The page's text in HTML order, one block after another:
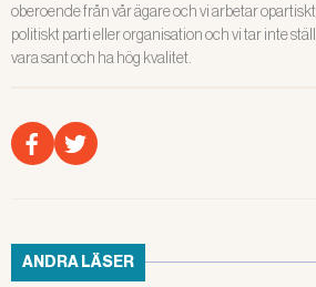
oberoende från vår ägare och vi arbetar
politiskt parti eller organisation och vi tar inte
vara sant och ha hög kvalitet.
ANDRA LÄSER